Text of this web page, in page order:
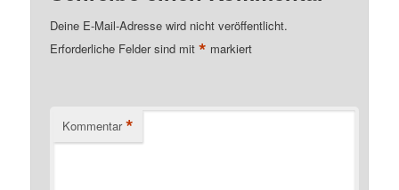
Deine E-Mail-Adresse wird nicht veröffentlicht.
Erforderliche Felder sind mit* markiert
Kommentar *